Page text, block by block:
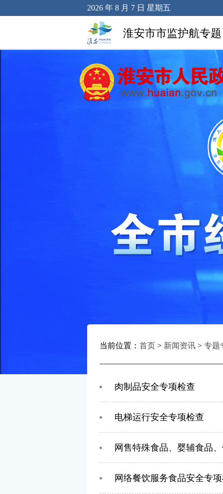
2026 年 8 月 7 日 星期五
淮安市市监护航专题
当前位置： 首页 > 新闻资讯 > 专题
肉制品安全专项检查
电梯运行安全专项检查
网售特殊食品、婴辅食品
网络餐饮服务食品安全专